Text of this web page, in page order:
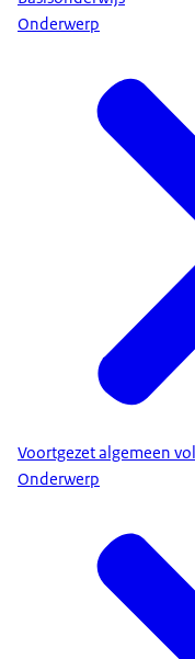
Onderwerp
Voortgezet algemeen
Onderwerp